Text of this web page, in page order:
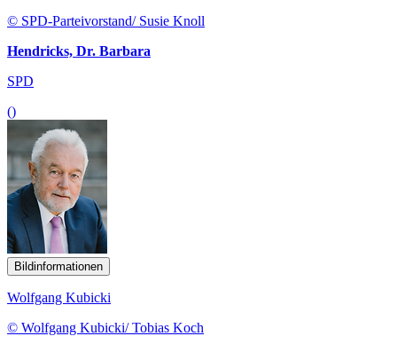
© SPD-Parteivorstand/ Susie Knoll
Hendricks, Dr. Barbara
SPD
()
Bildinformationen
Wolfgang Kubicki
© Wolfgang Kubicki/ Tobias Koch